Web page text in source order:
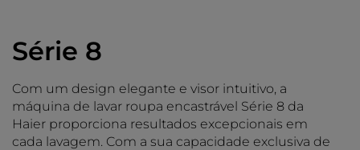
Série 8
Com um design elegante e visor intuitivo, a
máquina de lavar roupa encastrável Série 8 da
Haier proporciona resultados excepcionais em
cada lavagem. Com a sua capacidade exclusiva de